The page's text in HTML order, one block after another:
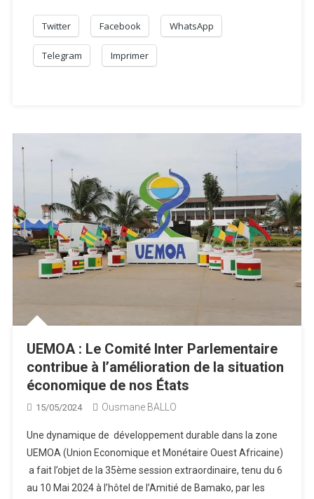
Twitter Facebook WhatsApp
Telegram Imprimer
UEMOA : Le Comité Inter Parlementaire
contribue à l’amélioration de la situation
économique de nos États
15/05/2024 Ousmane BALLO
Une dynamique de développement durable dans la zone
UEMOA (Union Economique et Monétaire Ouest Africaine)
a fait l’objet de la 35ème session extraordinaire, tenu du 6
au 10 Mai 2024 à l’hôtel de l’Amitié de Bamako, par les